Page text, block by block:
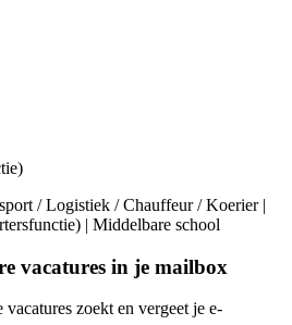
/ Logistiek / Chauffeur / Koerier |
| Middelbare school
vacatures in je mailbox
zoekt en vergeet je e-